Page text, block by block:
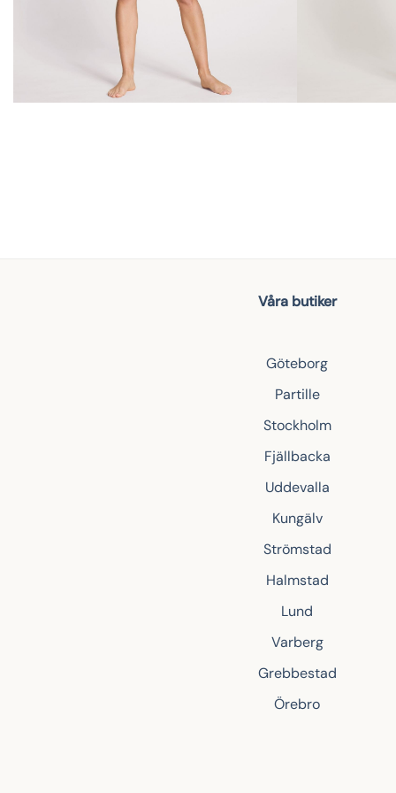
Våra butiker
Göteborg
Partille
Stockholm
Fjällbacka
Uddevalla
Kungälv
Strömstad
Halmstad
Lund
Varberg
Grebbestad
Örebro